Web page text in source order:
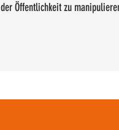
der Öffentlichkeit zu